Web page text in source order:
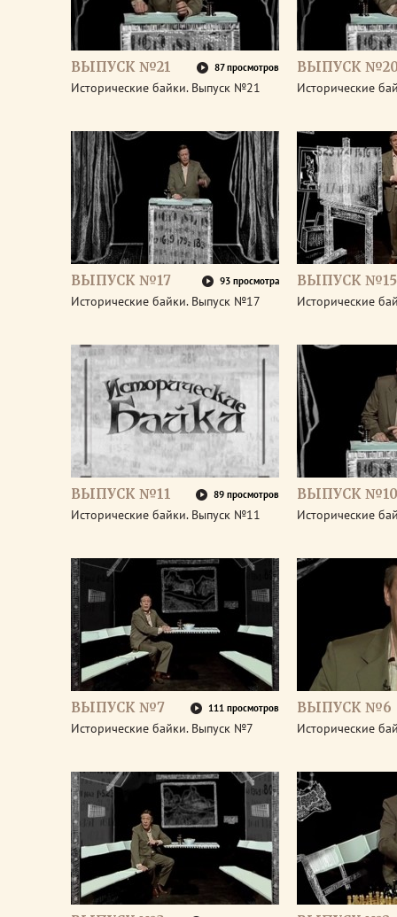
ВЫПУСК №21 87 просмотров
Исторические байки. Выпуск №21
ВЫПУСК
Исторические
ВЫПУСК №17 93 просмотра
Исторические байки. Выпуск №17
ВЫПУСК №15
Исторические
ВЫПУСК №11 89 просмотров
Исторические байки. Выпуск №11
ВЫПУСК №10
Исторические
ВЫПУСК №7 111 просмотров
Исторические байки. Выпуск №7
ВЫПУСК №6
Исторические